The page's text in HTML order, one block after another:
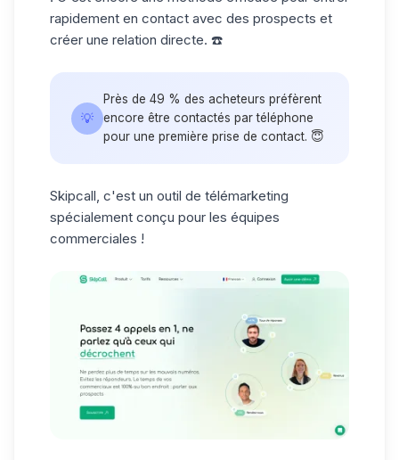
rapidement en contact avec des prospects et
créer une relation directe. ☎️
💡
Près de 49 % des acheteurs préfèrent
encore être contactés par téléphone
pour une première prise de contact. 😇
Skipcall, c'est un outil de télémarketing
spécialement conçu pour les équipes
commerciales !